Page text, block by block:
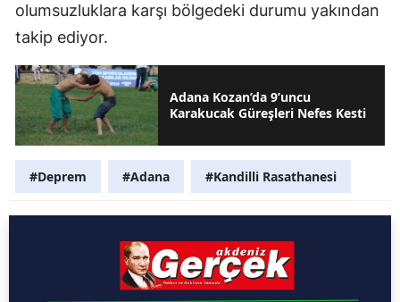
olumsuzluklara karşı bölgedeki durumu yakından
takip ediyor.
Adana Kozan’da 9’uncu
Karakucak Güreşleri Nefes Kesti
#Deprem #Adana #Kandilli Rasathanesi